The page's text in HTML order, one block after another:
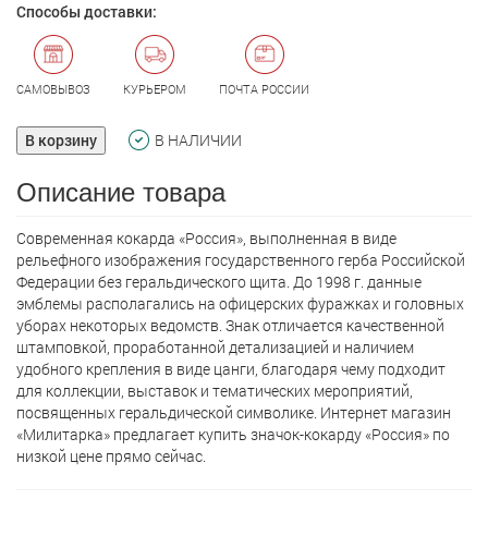
Способы доставки:
САМОВЫВОЗ КУРЬЕРОМ ПОЧТА РОССИИ
В корзину В НАЛИЧИИ
Описание товара
Современная кокарда «Россия», выполненная в виде
рельефного изображения государственного герба Российской
Федерации без геральдического щита. До 1998 г. данные
эмблемы располагались на офицерских фуражках и головных
уборах некоторых ведомств. Знак отличается качественной
штамповкой, проработанной детализацией и наличием
удобного крепления в виде цанги, благодаря чему подходит
для коллекции, выставок и тематических мероприятий,
посвященных геральдической символике. Интернет магазин
«Милитарка» предлагает кyпить значок-кокарду «Россия» по
низкой цене прямо сейчас.